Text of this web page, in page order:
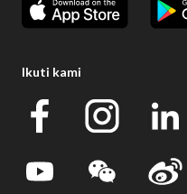
Ikuti kami